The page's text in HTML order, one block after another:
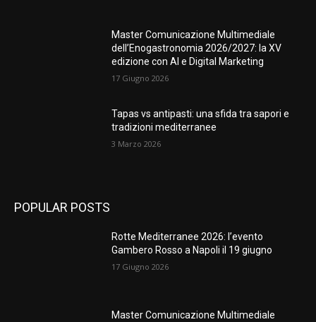
Master Comunicazione Multimediale
dell’Enogastronomia 2026/2027: la XV
edizione con AI e Digital Marketing
17 Giugno 2026
Tapas vs antipasti: una sfida tra sapori e
tradizioni mediterranee
3 Marzo 2026
POPULAR POSTS
Rotte Mediterranee 2026: l’evento
Gambero Rosso a Napoli il 19 giugno
17 Giugno 2026
Master Comunicazione Multimediale